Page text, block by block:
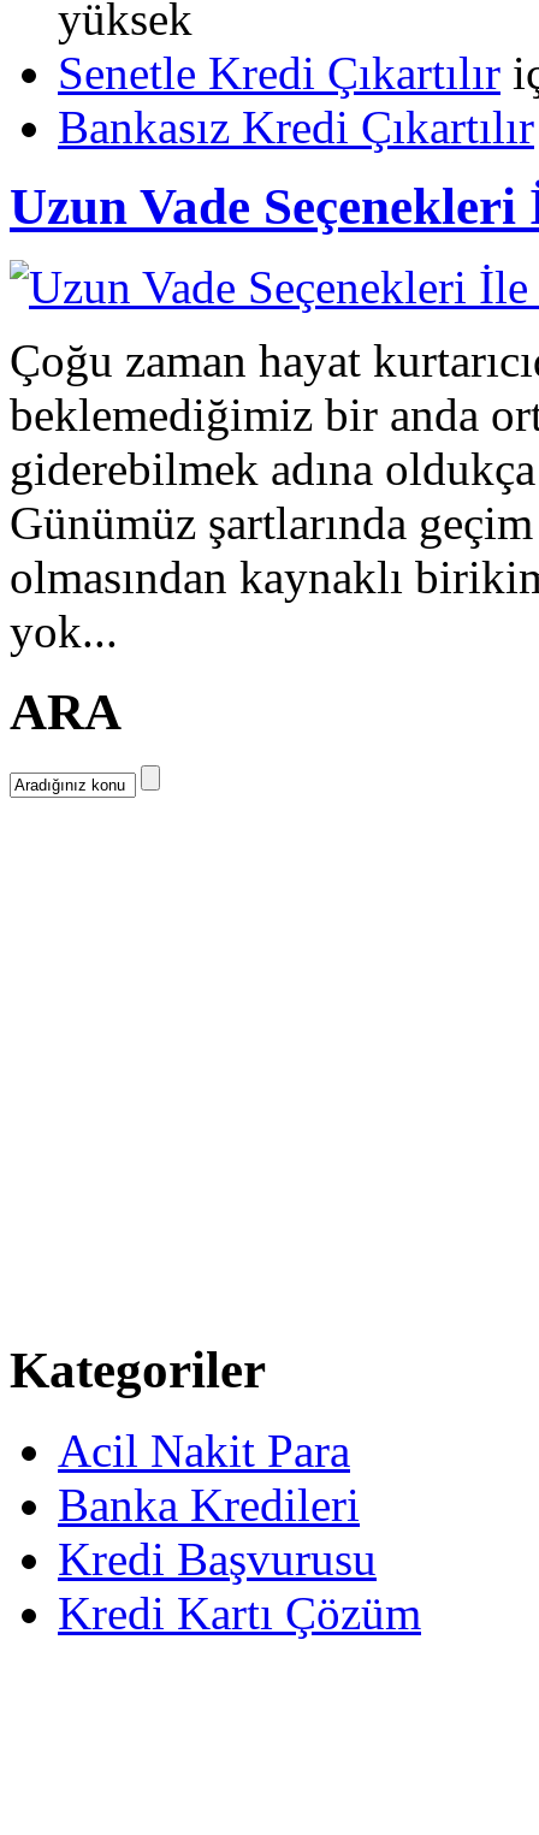
yüksek
Senetle Kredi Çıkartılır
Bankasız Kredi Çıkartılır
Uzun Vade
Çoğu zaman hayat
beklemediğimiz bir anda
giderebilmek adına
Günümüz şartlarında geçim
olmasından kaynaklı
yok...
ARA
Kategoriler
Acil Nakit Para
Banka Kredileri
Kredi Başvurusu
Kredi Kartı Çözüm